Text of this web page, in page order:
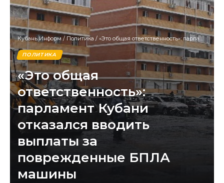
Кубань Информ /Политика / «Это общая ответственность»: парламент Кубани отказался вводить выплаты за поврежденные БПЛА машины
ПОЛИТИКА
«Это общая
ответственность»:
парламент Кубани
отказался вводить
выплаты за
поврежденные БПЛА
машины